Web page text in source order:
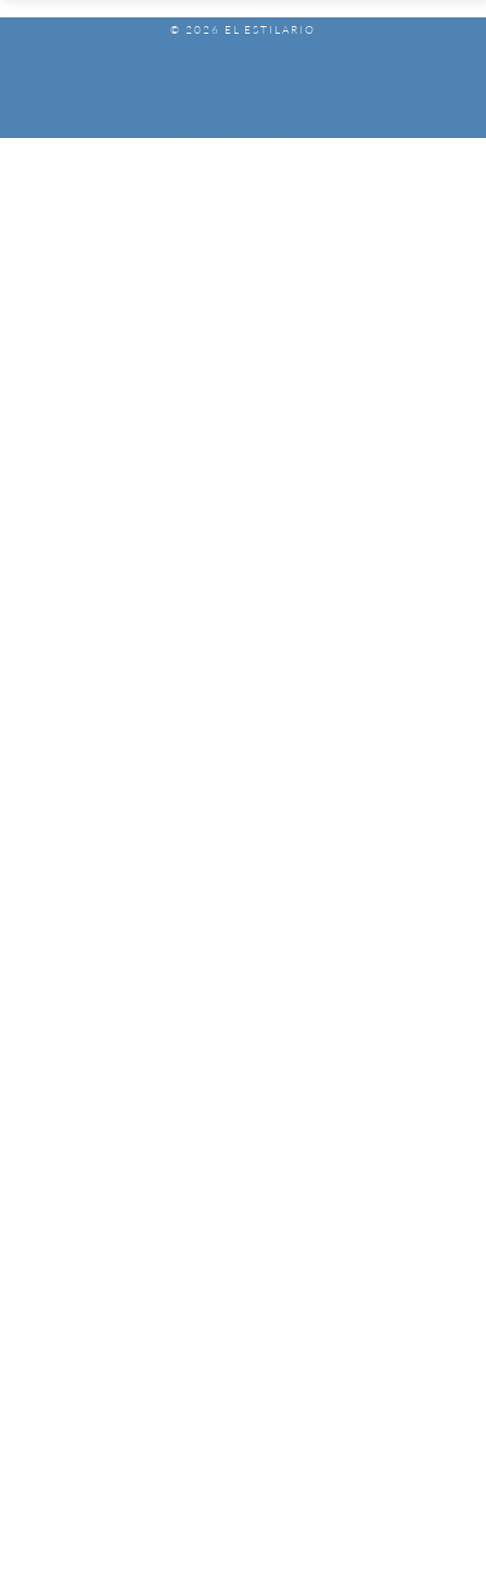
© 2026 EL ESTILARIO